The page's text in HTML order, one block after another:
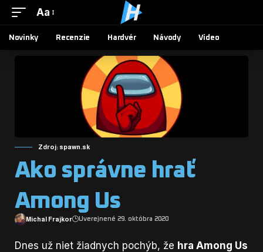
Aa
Novinky Recenzie Hardvér Návody Video
Zdroj: spawn.sk
Ako správne hrať
Among Us
Michal Frajkor Uverejnené 29. októbra 2020
Dnes už niet žiadnych pochýb, že hra Among Us